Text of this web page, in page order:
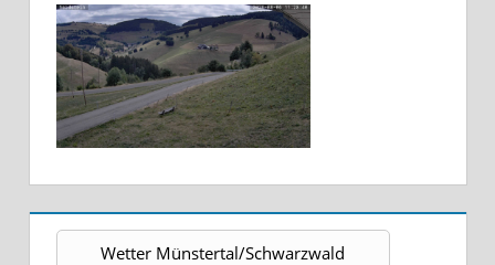
Wetter Münstertal/Schwarzwald